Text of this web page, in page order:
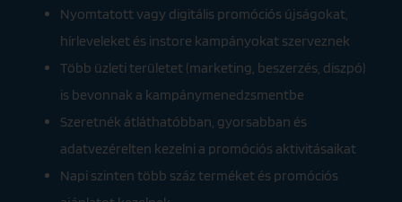
Nyomtatott vagy digitális promóciós újságokat,
hírleveleket és instore kampányokat szerveznek
Több üzleti területet (marketing, beszerzés, diszpó)
is bevonnak a kampánymenedzsmentbe
Szeretnék átláthatóbban, gyorsabban és
adatvezérelten kezelni a promóciós aktivitásaikat
Napi szinten több száz terméket és promóciós